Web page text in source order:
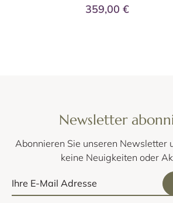
359,00 €
Newsletter
Abonnieren Sie unseren Newsletter
keine Neuigkeiten oder